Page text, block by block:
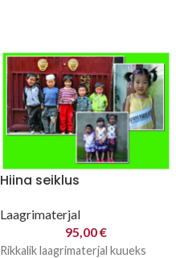
Hiina seiklus
Laagrimaterjal
95,00€
Rikkalik laagrimaterjal kuueks